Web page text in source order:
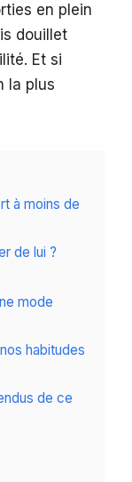
en plein
douillet
Et si
la plus
à moins de
de lui ?
mode
habitudes
de ce